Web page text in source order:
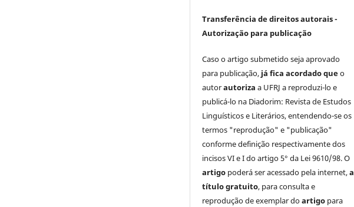
Transferência de direitos autorais -
Autorização para publicação
Caso o artigo submetido seja aprovado
para publicação, já fica acordado queo
autorautoriza a UFRJ a reproduzi-lo e
publicá-lo na Diadorim: Revista de Estudos
Linguísticos e Literários, entendendo-se os
termos "reprodução" e "publicação"
conforme definição respectivamente dos
incisos VI e I do artigo 5° da Lei 9610/98. O
artigo poderá ser acessado pela internet,a
título gratuito, para consulta e
reprodução de exemplar doartigo para